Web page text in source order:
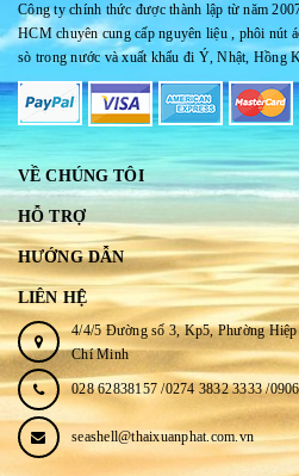
Công ty chính thức được thành lập từ năm
HCM chuyên cung cấp nguyên liệu , phôi nút
sò trong nước và xuất khẩu đi Ý, Nhật, Hồng
VỀ CHÚNG TÔI
HỖ TRỢ
HƯỚNG DẪN
LIÊN HỆ
4/4/5 Đường số 3, Kp5, Phường
Chí Minh
028 62838157 /0274 3832 3333 /
seashell@thaixuanphat.com.vn